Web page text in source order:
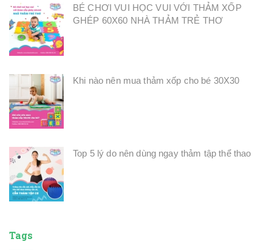
BÉ CHƠI VUI HỌC VUI VỚI THẢM XỐP
GHÉP 60X60 NHÀ THẢM TRẺ THƠ
Khi nào nên mua thảm xốp cho bé 30X30
Top 5 lý do nên dùng ngay thảm tập thể thao
Tags